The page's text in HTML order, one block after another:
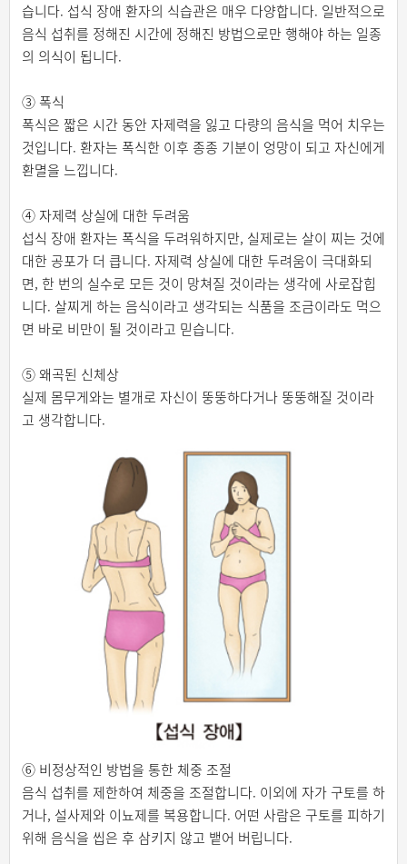
습니다. 섭식 장애 환자의 식습관은 매우 다양합니다. 일반적으로
음식 섭취를 정해진 시간에 정해진 방법으로만 행해야 하는 일종
의 의식이 됩니다.
③ 폭식
폭식은 짧은 시간 동안 자제력을 잃고 다량의 음식을 먹어 치우는
것입니다. 환자는 폭식한 이후 종종 기분이 엉망이 되고 자신에게
환멸을 느낍니다.
④ 자제력 상실에 대한 두려움
섭식 장애 환자는 폭식을 두려워하지만, 실제로는 살이 찌는 것에
대한 공포가 더 큽니다. 자제력 상실에 대한 두려움이 극대화되
면, 한 번의 실수로 모든 것이 망쳐질 것이라는 생각에 사로잡힙
니다. 살찌게 하는 음식이라고 생각되는 식품을 조금이라도 먹으
면 바로 비만이 될 것이라고 믿습니다.
⑤ 왜곡된 신체상
실제 몸무게와는 별개로 자신이 뚱뚱하다거나 뚱뚱해질 것이라
고 생각합니다.
⑥ 비정상적인 방법을 통한 체중 조절
음식 섭취를 제한하여 체중을 조절합니다. 이외에 자가 구토를 하
거나, 설사제와 이뇨제를 복용합니다. 어떤 사람은 구토를 피하기
위해 음식을 씹은 후 삼키지 않고 뱉어 버립니다.